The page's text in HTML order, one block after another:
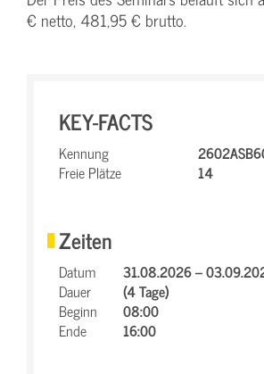
€ netto, 481,95 € brutto.
KEY-FACTS
Kennung
Freie Plätze
14
Zeiten
Datum
31.08.2026 –
Dauer
(4 Tage)
Beginn
08:00
Ende
16:00